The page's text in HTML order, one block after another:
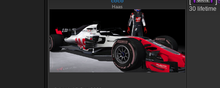
Haas 30 lifetime